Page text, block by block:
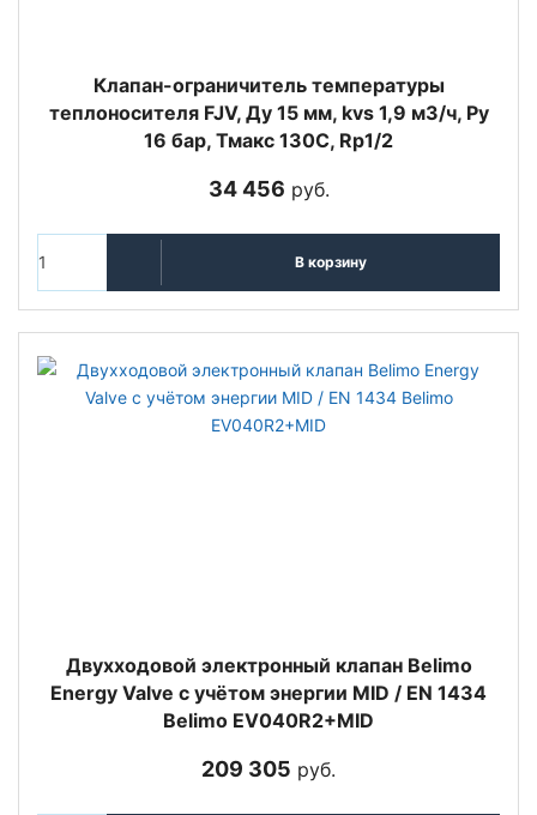
Клапан-ограничитель температуры
теплоносителя FJV, Ду 15 мм, kvs 1,9 м3/ч, Py
16 бар, Тмакс 130С, Rp1/2
34 456 руб.
В корзину
Двухходовой электронный клапан Belimo
Energy Valve с учётом энергии MID / EN 1434
Belimo EV040R2+MID
209 305 руб.